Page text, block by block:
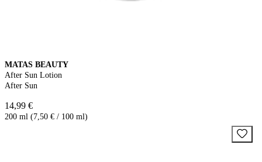
MATAS BEAUTY
After Sun Lotion
After Sun
14,99 €
200 ml (7,50 € / 100 ml)